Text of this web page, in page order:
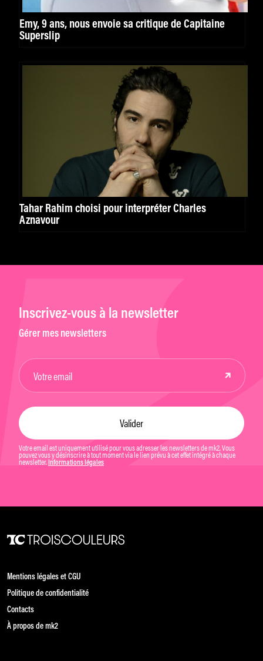
Emy, 9 ans, nous envoie sa critique de Capitaine
Superslip
Tahar Rahim choisi pour interpréter Charles
Aznavour
Inscrivez-vous à la newsletter
Gérer mes newsletters
Votre email est uniquement utilisé pour vous adresser les newsletters de mk2. Vous
pouvez vous y désinscrire à tout moment via le lien prévu à cet effet intégré à chaque
newsletter. Informations légales
Mentions légales et CGU
Politique de confidentialité
Contacts
À propos de mk2